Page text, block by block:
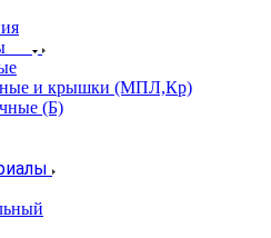
и крышки (МПЛ,Кр)
(Б)